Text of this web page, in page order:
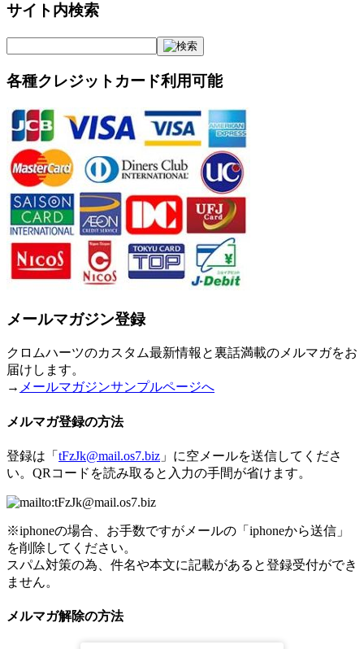
サイト内検索
各種クレジットカード利用可能
メールマガジン登録
クロムハーツのカスタム最新情報と裏話満載のメルマガをお
届けします。
→ メールマガジンサンプルページへ
メルマガ登録の方法
登録は「 tFzJk@mail.os7.biz 」に空メールを送信してくださ
い。QRコードを読み取ると入力の手間が省けます。
※iphoneの場合、お手数ですがメールの「iphoneから送信」
を削除してください。
スパム対策の為、件名や本文に記載があると登録受付ができ
ません。
メルマガ解除の方法